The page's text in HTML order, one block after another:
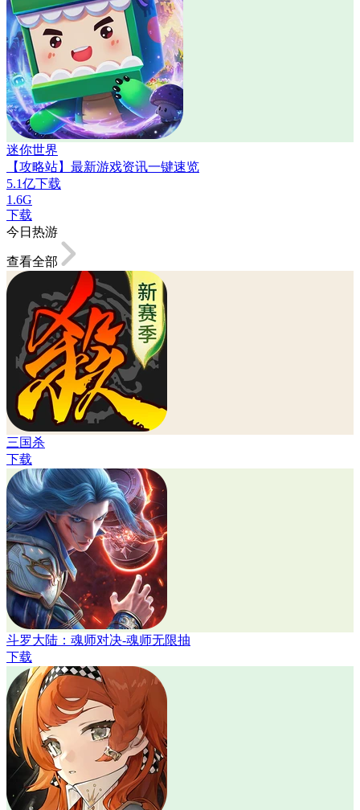
迷你世界
【攻略站】最新游戏资讯一键速览
5.1亿下载
1.6G
下载
今日热游
查看全部
三国杀
下载
斗罗大陆：魂师对决-魂师无限抽
下载